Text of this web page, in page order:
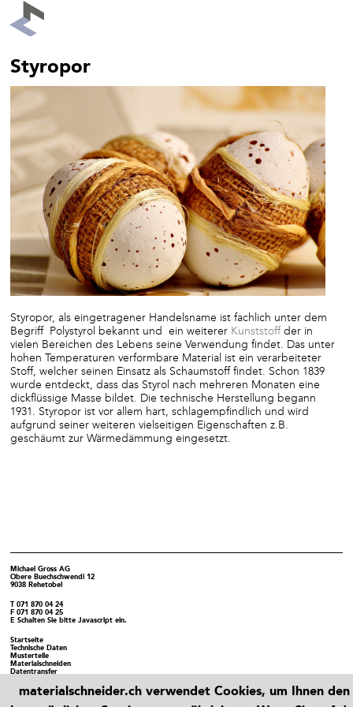
Styropor
Styropor, als eingetragener Handelsname ist fachlich unter dem
Begriff Polystyrol bekannt und ein weiterer Kunststoffder in
vielen Bereichen des Lebens seine Verwendung findet. Das unter
hohen Temperaturen verformbare Material ist ein verarbeiteter
Stoff, welcher seinen Einsatz als Schaumstoff findet. Schon 1839
wurde entdeckt, dass das Styrol nach mehreren Monaten eine
dickflüssige Masse bildet. Die technische Herstellung begann
1931. Styropor ist vor allem hart, schlagempfindlich und wird
aufgrund seiner weiteren vielseitigen Eigenschaften z.B.
geschäumt zur Wärmedämmung eingesetzt.
Michael Gross AG
Obere Buechschwendi 12
9038 Rehetobel
T071 870 04 24
F 071 870 04 25
E Schalten Sie bitte Javascript ein.
Startseite
Technische Daten
Musterteile
Materialschneiden
Datentransfer
materialschneider.ch verwendet Cookies, um Ihnen den